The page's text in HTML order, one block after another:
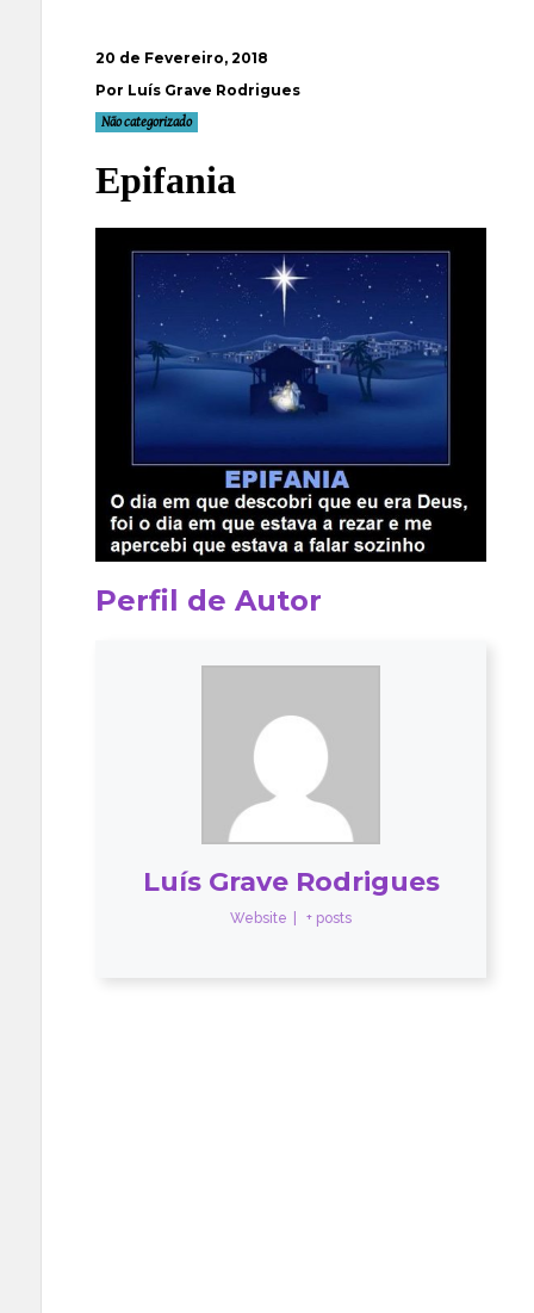
20 de Fevereiro, 2018
Por Luís Grave Rodrigues
Não categorizado
Epifania
Perfil de Autor
Luís Grave Rodrigues
Website + posts